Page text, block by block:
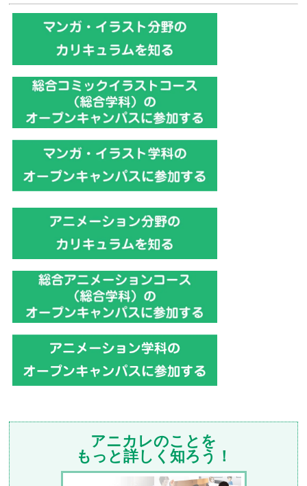
アニカレのことを
もっと詳しく知ろう！